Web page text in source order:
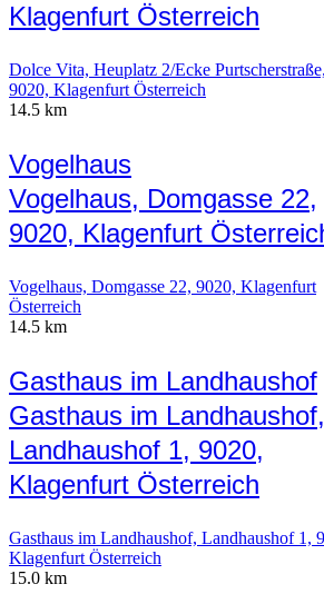
Klagenfurt Österreich
Dolce Vita, Heuplatz 2/Ecke Purtscherstraße,
9020, Klagenfurt Österreich
14.5 km
Vogelhaus
Vogelhaus, Domgasse 22,
9020, Klagenfurt
Vogelhaus, Domgasse 22, 9020, Klagenfurt
Österreich
14.5 km
Gasthaus im Landhaushof
Gasthaus im Landhaushof,
Landhaushof 1, 9020,
Klagenfurt Österreich
Gasthaus im Landhaushof, Landhaushof 1,
Klagenfurt Österreich
15.0 km